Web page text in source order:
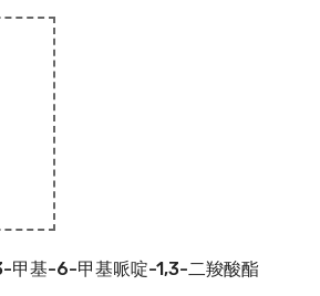
甲基-6-甲基哌啶-1,3-二羧酸酯